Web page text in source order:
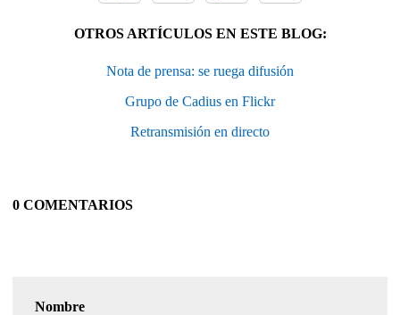
OTROS ARTÍCULOS EN ESTE BLOG:
Nota de prensa: se ruega difusión
Grupo de Cadius en Flickr
Retransmisión en directo
0 COMENTARIOS
Nombre